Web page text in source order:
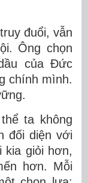
đuổi, vẫn
Ông chọn
của Đức
chính mình.
ta không
đối diện với
kia giỏi hơn,
hơn. Mỗi